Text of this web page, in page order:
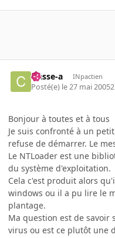
classe-a INpactien
Posté(e) le 27 mai 2005
Bonjour à toutes et à tous
Je suis confronté à un
refuse de démarrer. Le
Le NTLoader est une
du système d'exploitation.
Cela c'est produit alors
windows ou il a pu lire le
plantage.
Ma question est de savoir
virus ou est ce plutôt une